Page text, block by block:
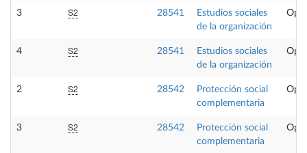
3 S2 28541
Estudios sociales
de la organización
4 S2 28541
Estudios sociales
de la organización
2 S2 28542
Protección social
complementaria
3 S2 28542
Protección social
complementaria